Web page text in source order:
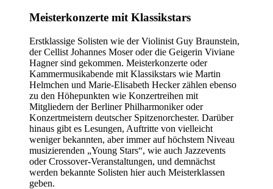
Meisterkonzerte mit Klassikstars
Erstklassige Solisten wie der Violinist Guy Braunstein,
der Cellist Johannes Moser oder die Geigerin Viviane
Hagner sind gekommen. Meisterkonzerte oder
Kammermusikabende mit Klassikstars wie Martin
Helmchen und Marie-Elisabeth Hecker zählen ebenso
zu den Höhepunkten wie Konzertreihen mit
Mitgliedern der Berliner Philharmoniker oder
Konzertmeistern deutscher Spitzenorchester. Darüber
hinaus gibt es Lesungen, Auftritte von vielleicht
weniger bekannten, aber immer auf höchstem Niveau
musizierenden „Young Stars“, wie auch Jazzevents
oder Crossover-Veranstaltungen, und demnächst
werden bekannte Solisten hier auch Meisterklassen
geben.